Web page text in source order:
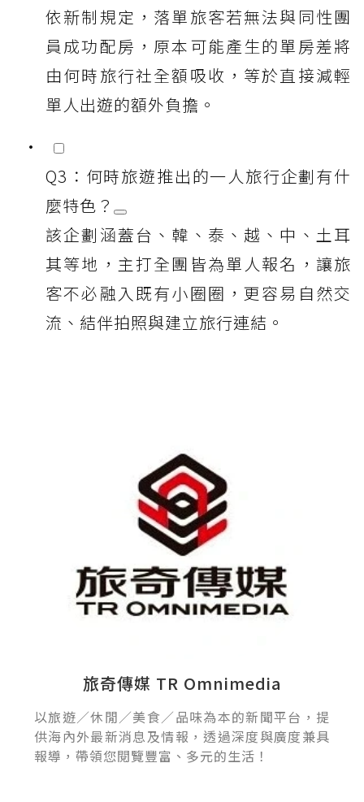
依新制規定，落單旅客若無法與同性團
員成功配房，原本可能產生的單房差將
由何時旅行社全額吸收，等於直接減輕
單人出遊的額外負擔。
Q3：何時旅遊推出的一人旅行企劃有什
麼特色？
該企劃涵蓋台、韓、泰、越、中、土耳
其等地，主打全團皆為單人報名，讓旅
客不必融入既有小圈圈，更容易自然交
流、結伴拍照與建立旅行連結。
旅奇傳媒 TR Omnimedia
以旅遊／休閒／美食／品味為本的新聞平台，提
供海內外最新消息及情報，透過深度與廣度兼具
報導，帶領您閱覽豐富、多元的生活！